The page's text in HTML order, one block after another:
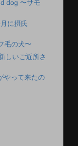
dog 〜サモ
に摂氏
毛の犬〜
しいご近所さ
やって来たの